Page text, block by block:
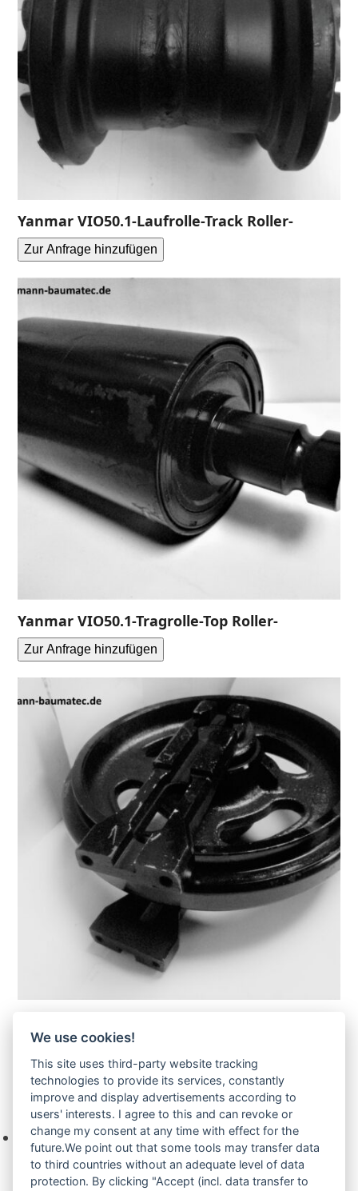
Yanmar VIO50.1-Laufrolle-Track Roller-
Zur Anfrage hinzufügen
Yanmar VIO50.1-Tragrolle-Top Roller-
Zur Anfrage hinzufügen
Ihre Anfrage
Keine Produkte in der Anfrageliste.
We use cookies!
This site uses third-party website tracking
technologies to provide its services, constantly
improve and display advertisements according to
users' interests. I agree to this and can revoke or
change my consent at any time with effect for the
future.We point out that some tools may transfer data
to third countries without an adequate level of data
protection. By clicking "Accept (incl. data transfer to